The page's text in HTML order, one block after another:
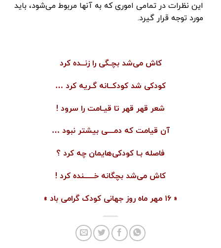
این نظرات در تمامی اموری که به آنها مربوط می‌شود، باید
مورد توجه قرار گیرد.
کاش می‌شد بچـگی را زنــده کرد
کودکی شد کودکــانه گـریه کرد …
شعر قهر قهر تا قیـامت را سرود !
آن قیامت که دمـــی بیشتر نبود …
فاصله بـا کودکی‌هایمان چه کرد ؟
کاش می‌شد بچگانه خـــــنده کرد !
« ۱۶ مهر ماه روز جهانی کودک گرامی باد »